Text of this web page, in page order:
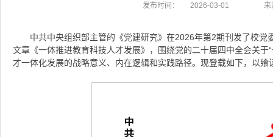
发布时间： 2026-03-01 来
中共中央组织部主管的《党建研究》在2026年第2期刊发了校党
文章《一体推进教育科技人才发展》，围绕党的二十届四中全会关于
才一体化发展的战略意义、内在逻辑和实践路径。现登载如下，以飨